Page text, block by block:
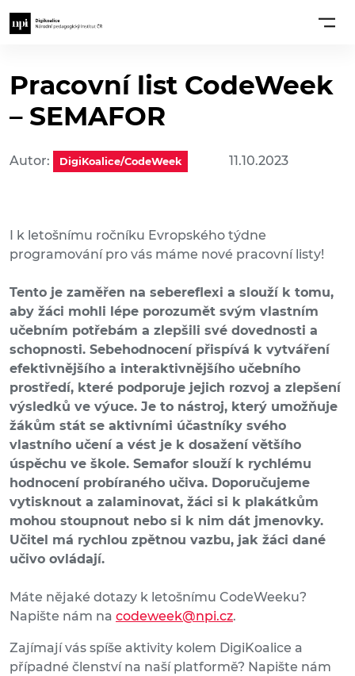
Pracovní list CodeWeek
– SEMAFOR
Autor: DigiKoalice/CodeWeek 11.10.2023
I k letošnímu ročníku Evropského týdne
programování pro vás máme nové pracovní listy!
Tento je zaměřen na sebereflexi a slouží k tomu,
aby žáci mohli lépe porozumět svým vlastním
učebním potřebám a zlepšili své dovednosti a
schopnosti. Sebehodnocení přispívá k vytváření
efektivnějšího a interaktivnějšího učebního
prostředí, které podporuje jejich rozvoj a zlepšení
výsledků ve výuce. Je to nástroj, který umožňuje
žákům stát se aktivními účastníky svého
vlastního učení a vést je k dosažení většího
úspěchu ve škole. Semafor slouží k rychlému
hodnocení probíraného učiva. Doporučujeme
vytisknout a zalaminovat, žáci si k plakátkům
mohou stoupnout nebo si k nim dát jmenovky.
Učitel má rychlou zpětnou vazbu, jak žáci dané
učivo ovládají.
Máte nějaké dotazy k letošnímu CodeWeeku?
Napište nám na codeweek@npi.cz.
Zajímají vás spíše aktivity kolem DigiKoalice a
případné členství na naší platformě? Napište nám